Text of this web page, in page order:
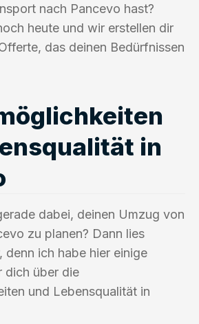
nach Pancevo hast?
heute und wir erstellen dir
das deinen Bedürfnissen
in
dabei, deinen Umzug von
zu planen? Dann lies
denn ich habe hier einige
dich über die
und Lebensqualität in